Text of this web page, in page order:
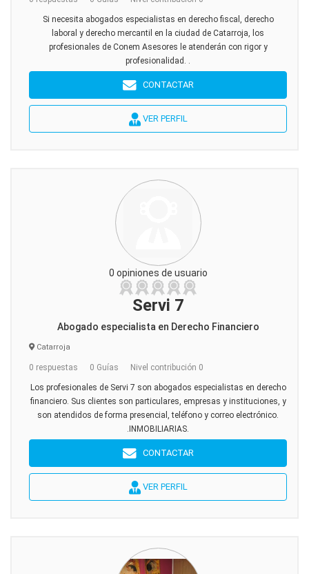
Si necesita abogados especialistas en derecho fiscal, derecho
laboral y derecho mercantil en la ciudad de Catarroja, los
profesionales de Conem Asesores le atenderán con rigor y
profesionalidad. .
CONTACTAR
VER PERFIL
0 opiniones de usuario
Servi 7
Abogado especialista en Derecho Financiero
Catarroja
0 respuestas 0 Guías Nivel contribución 0
Los profesionales de Servi 7 son abogados especialistas en derecho
financiero. Sus clientes son particulares, empresas y instituciones, y
son atendidos de forma presencial, teléfono y correo electrónico.
.INMOBILIARIAS.
CONTACTAR
VER PERFIL